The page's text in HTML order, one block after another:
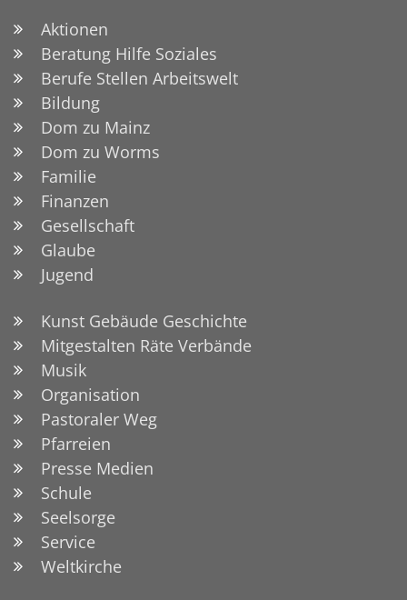
Aktionen
Beratung Hilfe Soziales
Berufe Stellen Arbeitswelt
Bildung
Dom zu Mainz
Dom zu Worms
Familie
Finanzen
Gesellschaft
Glaube
Jugend
Kunst Gebäude Geschichte
Mitgestalten Räte Verbände
Musik
Organisation
Pastoraler Weg
Pfarreien
Presse Medien
Schule
Seelsorge
Service
Weltkirche